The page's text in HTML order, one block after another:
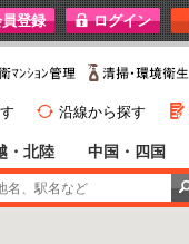
} 沿線から探す G
・北陸 中国・四国